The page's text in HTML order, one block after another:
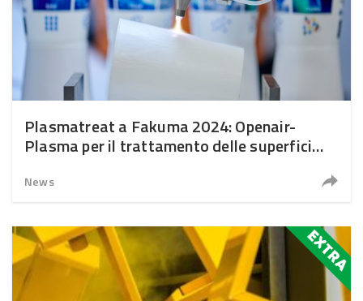
Plasmatreat a Fakuma 2024: Openair-
Plasma per il trattamento delle superfici
News